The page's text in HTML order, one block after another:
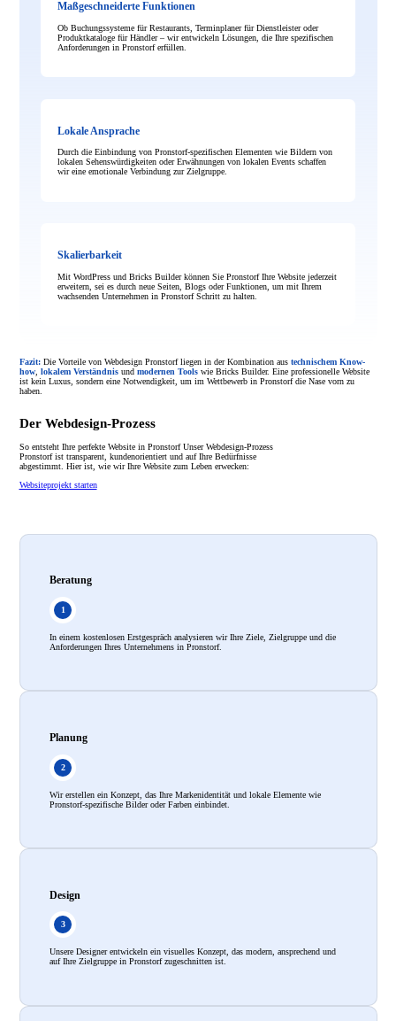
Maßgeschneiderte Funktionen
Ob Buchungssysteme für Restaurants, Terminplaner für Dienstleister oder
Produktkataloge für Händler – wir entwickeln Lösungen, die Ihre spezifischen
Anforderungen in Pronstorf erfüllen.
Lokale Ansprache
Durch die Einbindung von Pronstorf-spezifischen Elementen wie Bildern von
lokalen Sehenswürdigkeiten oder Erwähnungen von lokalen Events schaffen
wir eine emotionale Verbindung zur Zielgruppe.
Skalierbarkeit
Mit WordPress und Bricks Builder können Sie Pronstorf Ihre Website jederzeit
erweitern, sei es durch neue Seiten, Blogs oder Funktionen, um mit Ihrem
wachsenden Unternehmen in Pronstorf Schritt zu halten.
Fazit:Die Vorteile von Webdesign Pronstorf liegen in der Kombination aus technischem Know-
how, lokalem Verständnisund modernen Toolswie Bricks Builder. Eine professionelle Website
ist kein Luxus, sondern eine Notwendigkeit, um im Wettbewerb in Pronstorf die Nase vorn zu
haben.
Der Webdesign-Prozess
So entsteht Ihre perfekte Website in Pronstorf Unser Webdesign-Prozess
Pronstorf ist transparent, kundenorientiert und auf Ihre Bedürfnisse
abgestimmt. Hier ist, wie wir Ihre Website zum Leben erwecken:
Websiteprojekt starten
Beratung
In einem kostenlosen Erstgespräch analysieren wir Ihre Ziele, Zielgruppe und die
Anforderungen Ihres Unternehmens in Pronstorf.
Planung
Wir erstellen ein Konzept, das Ihre Markenidentität und lokale Elemente wie
Pronstorf-spezifische Bilder oder Farben einbindet.
Design
Unsere Designer entwickeln ein visuelles Konzept, das modern, ansprechend und
auf Ihre Zielgruppe in Pronstorf zugeschnitten ist.